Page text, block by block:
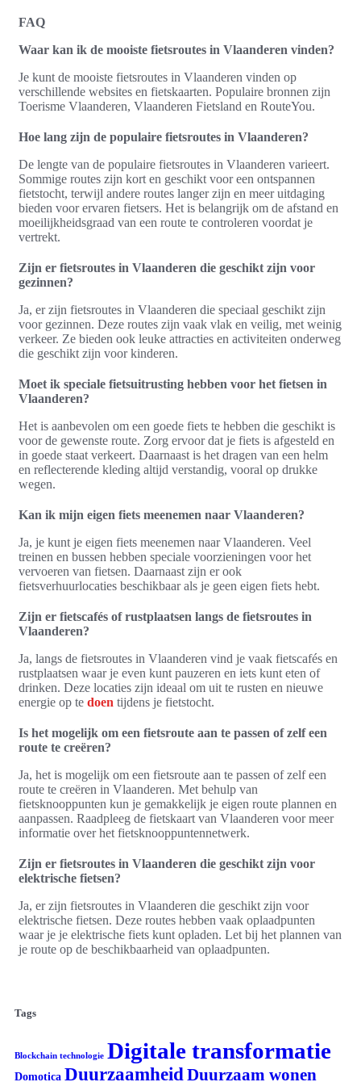
FAQ
Waar kan ik de mooiste fietsroutes in Vlaanderen vinden?
Je kunt de mooiste fietsroutes in Vlaanderen vinden op
verschillende websites en fietskaarten. Populaire bronnen zijn
Toerisme Vlaanderen, Vlaanderen Fietsland en RouteYou.
Hoe lang zijn de populaire fietsroutes in Vlaanderen?
De lengte van de populaire fietsroutes in Vlaanderen varieert.
Sommige routes zijn kort en geschikt voor een ontspannen
fietstocht, terwijl andere routes langer zijn en meer uitdaging
bieden voor ervaren fietsers. Het is belangrijk om de afstand en
moeilijkheidsgraad van een route te controleren voordat je
vertrekt.
Zijn er fietsroutes in Vlaanderen die geschikt zijn voor
gezinnen?
Ja, er zijn fietsroutes in Vlaanderen die speciaal geschikt zijn
voor gezinnen. Deze routes zijn vaak vlak en veilig, met weinig
verkeer. Ze bieden ook leuke attracties en activiteiten onderweg
die geschikt zijn voor kinderen.
Moet ik speciale fietsuitrusting hebben voor het fietsen in
Vlaanderen?
Het is aanbevolen om een goede fiets te hebben die geschikt is
voor de gewenste route. Zorg ervoor dat je fiets is afgesteld en
in goede staat verkeert. Daarnaast is het dragen van een helm
en reflecterende kleding altijd verstandig, vooral op drukke
wegen.
Kan ik mijn eigen fiets meenemen naar Vlaanderen?
Ja, je kunt je eigen fiets meenemen naar Vlaanderen. Veel
treinen en bussen hebben speciale voorzieningen voor het
vervoeren van fietsen. Daarnaast zijn er ook
fietsverhuurlocaties beschikbaar als je geen eigen fiets hebt.
Zijn er fietscafés of rustplaatsen langs de fietsroutes in
Vlaanderen?
Ja, langs de fietsroutes in Vlaanderen vind je vaak fietscafés en
rustplaatsen waar je even kunt pauzeren en iets kunt eten of
drinken. Deze locaties zijn ideaal om uit te rusten en nieuwe
energie op te doen tijdens je fietstocht.
Is het mogelijk om een fietsroute aan te passen of zelf een
route te creëren?
Ja, het is mogelijk om een fietsroute aan te passen of zelf een
route te creëren in Vlaanderen. Met behulp van
fietsknooppunten kun je gemakkelijk je eigen route plannen en
aanpassen. Raadpleeg de fietskaart van Vlaanderen voor meer
informatie over het fietsknooppuntennetwerk.
Zijn er fietsroutes in Vlaanderen die geschikt zijn voor
elektrische fietsen?
Ja, er zijn fietsroutes in Vlaanderen die geschikt zijn voor
elektrische fietsen. Deze routes hebben vaak oplaadpunten
waar je je elektrische fiets kunt opladen. Let bij het plannen van
je route op de beschikbaarheid van oplaadpunten.
Tags
Blockchain technologie Digitale transformatie
Domotica DuurzaamheidDuurzaam wonen